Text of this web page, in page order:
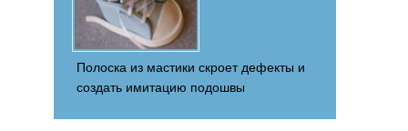
Полоска из мастики скроет дефекты и
создать имитацию подошвы